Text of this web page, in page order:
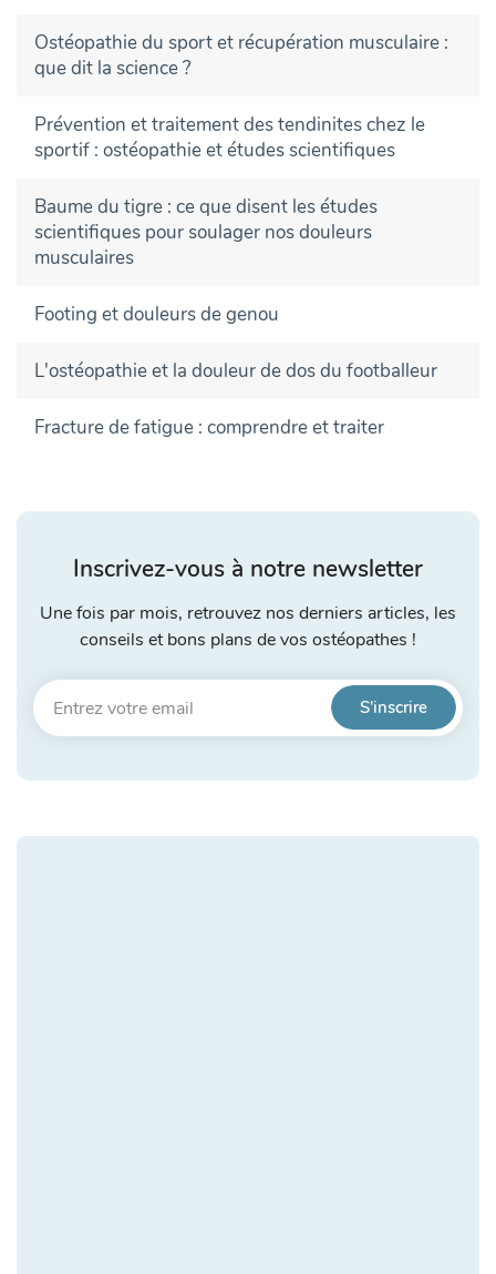
Ostéopathie du sport et récupération musculaire :
que dit la science ?
Prévention et traitement des tendinites chez le
sportif : ostéopathie et études scientifiques
Baume du tigre : ce que disent les études
scientifiques pour soulager nos douleurs
musculaires
Footing et douleurs de genou
L'ostéopathie et la douleur de dos du footballeur
Fracture de fatigue : comprendre et traiter
Inscrivez-vous à notre newsletter
Une fois par mois, retrouvez nos derniers articles, les
conseils et bons plans de vos ostéopathes !